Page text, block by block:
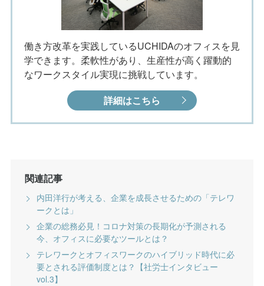
働き方改革を実践しているUCHIDAのオフィスを見
学できます。柔軟性があり、生産性が高く躍動的
なワークスタイル実現に挑戦しています。
詳細はこちら
関連記事
内田洋行が考える、企業を成長させるための「テレワ
ークとは」
企業の総務必見！コロナ対策の長期化が予測される
今、オフィスに必要なツールとは？
テレワークとオフィスワークのハイブリッド時代に必
要とされる評価制度とは？【社労士インタビュー
vol.3】